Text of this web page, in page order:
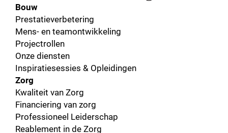
Bouw
Prestatieverbetering
Mens- en teamontwikkeling
Projectrollen
Onze diensten
Inspiratiesessies & Opleidingen
Zorg
Kwaliteit van Zorg
Financiering van zorg
Professioneel Leiderschap
Reablement in de Zorg